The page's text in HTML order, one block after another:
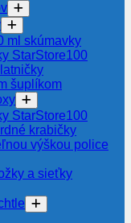
ml skúmavky
StarStore100
šuplíkom
StarStore100
krabičky
výškou police
a sieťky